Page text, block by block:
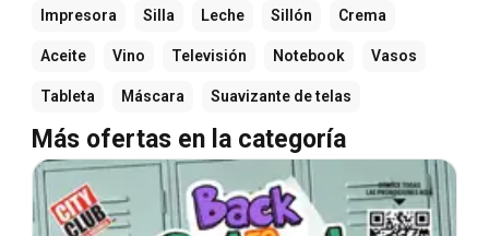
Impresora Silla Leche Sillón Crema
Aceite Vino Televisión Notebook Vasos
Tableta Máscara Suavizante de telas
Más ofertas en la categoría